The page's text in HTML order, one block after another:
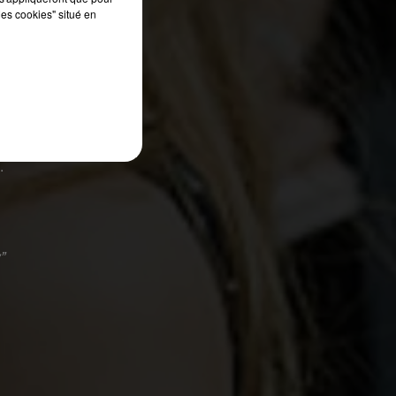
cookies" situé en